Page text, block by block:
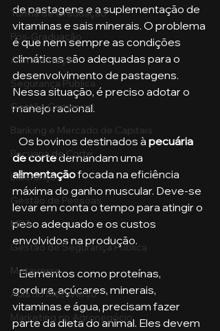
Turma de Graduação
Pós-Graduação
Administração
Segurança Publica
Gestão Comercial
Banking e Mercado de Capitais
Pecuária de Corte
Liderança
Gestão de Pessoas
MBA
Gestão de Segurança Publica
Metaverso
Aula no Metaverso
Marketing no Agronegócio
de pastagens e a suplementação de
vitaminas e sais minerais. O problema
é que nem sempre as condições
climáticas são adequadas para o
desenvolvimento de pastagens.
Nessa situação, é preciso adotar o
manejo racional.
   Os bovinos destinados à
pecuária
de corte demandam uma
alimentação focada na eficiência
máxima do ganho muscular. Deve-se
levar em conta o tempo para atingir o
peso adequado e os custos
envolvidos na produção.
   Elementos como proteínas,
gordura, açúcares, minerais,
vitaminas e água, precisam fazer
parte da dieta do animal. Eles devem